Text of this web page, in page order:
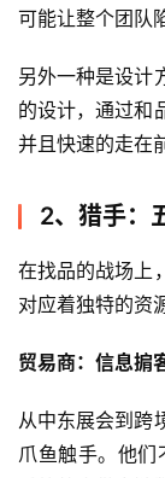
可能让整个团队
另外一种是设计
的设计，通过和
并且快速的走在
2、猎手：
在找品的战场上
对应着独特的资
贸易商：信息掮
从中东展会到跨
爪鱼触手。他们